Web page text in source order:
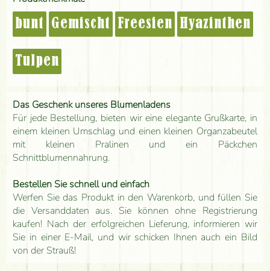
bunt Gemischt Freesien Hyazinthen
Tulpen
Das Geschenk unseres Blumenladens
Für jede Bestellung, bieten wir eine elegante Grußkarte, in
einem kleinen Umschlag und einen kleinen Organzabeutel
mit kleinen Pralinen und ein Päckchen
Schnittblumennahrung.
Bestellen Sie schnell und einfach
Werfen Sie das Produkt in den Warenkorb, und füllen Sie
die Versanddaten aus. Sie können ohne Registrierung
kaufen! Nach der erfolgreichen Lieferung, informieren wir
Sie in einer E-Mail, und wir schicken Ihnen auch ein Bild
von der Strauß!